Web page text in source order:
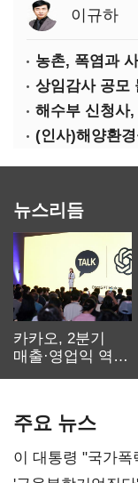
이규하
농촌, 폭염과
(인사)해양환
뉴스리듬
카카오, 2분기
매출·영업익 역대
주요 뉴스
이 대통령 "국가